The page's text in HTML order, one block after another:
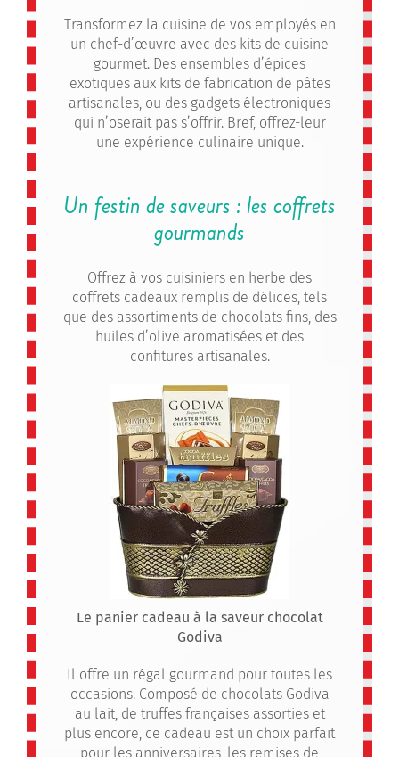
Transformez la cuisine de vos employés en
un chef-d’œuvre avec des kits de cuisine
gourmet. Des ensembles d’épices
exotiques aux kits de fabrication de pâtes
artisanales, ou des gadgets électroniques
qui n’oserait pas s’offrir. Bref, offrez-leur
une expérience culinaire unique.
Un festin de saveurs : les coffrets
gourmands
Offrez à vos cuisiniers en herbe des
coffrets cadeaux remplis de délices, tels
que des assortiments de chocolats fins, des
huiles d’olive aromatisées et des
confitures artisanales.
Le panier cadeau à la saveur chocolat
Godiva
Il offre un régal gourmand pour toutes les
occasions. Composé de chocolats Godiva
au lait, de truffes françaises assorties et
plus encore, ce cadeau est un choix parfait
pour les anniversaires, les remises de